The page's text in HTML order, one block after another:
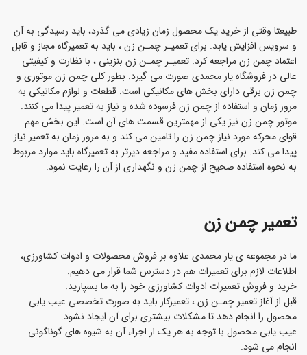
طبیعتا وقتی از خرید یک محصول زمان زیادی می گذرد، باید رسیدگی به آن
و سرویس افزایش یابد. برای تعمیـر چمـن زن ، باید به تعمیرگاه مجاز و قابل
اعتماد چمن زن مراجعه کرد. تعمیـر چمـن زن بنزینی ، با نظارت و کیفیتی
عالی در فروشگاه یار محمدی صورت می گیرد. بطور کلی چمن زن موتوری و
چمن زن برقی دارای بخش های مکانیکی است. قطعات و لوازم مکانیکی به
مرور زمان و استفاده از چمن زن فرسوده شده و نیاز به تعمیر پیدا می کنند.
موتور چمن زن نیز یکی از مهمترین قسمت های آن است. این بخش مهم
قوای محرکه مورد نیاز چمن زن را تامین می کند و به مرور زمان به تعمیر نیاز
پیدا می کند. برای استفاده مفید و مراجعه دیرتر به تعمیرگاه باید موارد مربوط
به نحوه استفاده صحیح از چمن زن و نگهداری از آن را رعایت نمود.
تعمیر چمن زن
ما در مجموعه ی یار محمدی علاوه بر فروش محصولات و ادوات کشاورزی،
اطلاعات لازم برای تعمیرات هم در دسترس شما قرار می دهیم.
خرید و فروش تعمیرات ادوات کشاورزی خود را به ما بسپارید.
قبل از آغاز تعمیر چمـن زن ، تعمیرکار باید به صورت تخصصی عیب یابی
محصول را انجام دهد تا مشکلات بیشتری برای آن ایجاد نشود.
عیب یابی محصول با توجه به هر یک از اجزاء آن به شیوه های گوناگونی
انجام می شود.